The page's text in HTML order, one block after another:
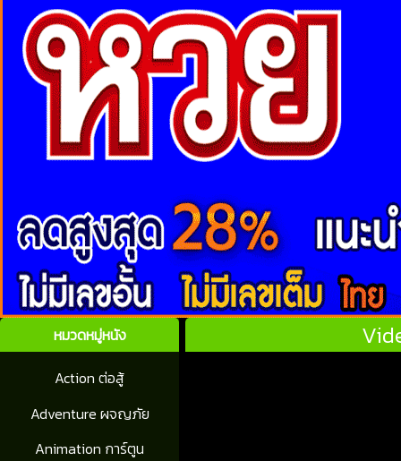
หมวดหมู่หนัง
Action ต่อสู้
Adventure ผจญภัย
Animation การ์ตูน